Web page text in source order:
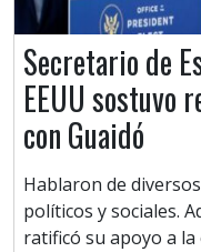
Secretario de
EEUU sostuvo
con Guaidó
Hablaron de
políticos y sociales.
ratificó su apoyo a la